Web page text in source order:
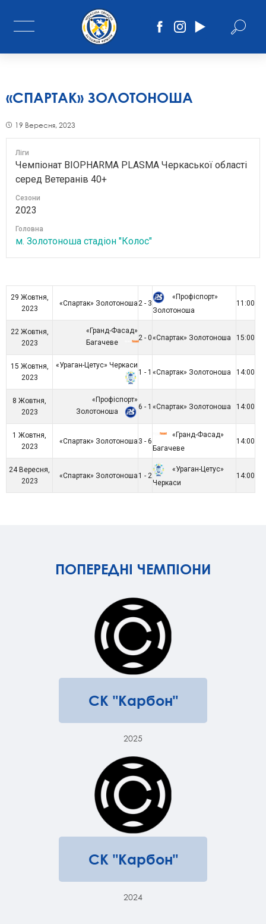
«СПАРТАК» ЗОЛОТОНОША
19 Вересня, 2023
Ліги
Чемпіонат BIOPHARMA PLASMA Черкаської області
серед Ветеранів 40+
Сезони
2023
Головна
м. Золотоноша стадіон "Колос"
29 Жовтня,
2023
«Спартак» Золотоноша2 - 3
«Профіспорт»
Золотоноша
11:00
22 Жовтня,
2023
«Гранд-Фасад»
Багачеве
2 - 0«Спартак» Золотоноша 15:00
15 Жовтня,
2023
«Ураган-Цетус» Черкаси
1 - 1 «Спартак» Золотоноша 14:00
8 Жовтня,
2023
«Профіспорт»
Золотоноша
6 - 1 «Спартак» Золотоноша 14:00
1 Жовтня,
2023
«Спартак» Золотоноша 3 - 6
«Гранд-Фасад»
Багачеве
14:00
24 Вересня,
2023
«Спартак» Золотоноша 1 - 2
«Ураган-Цетус»
Черкаси
14:00
ПОПЕРЕДНІ ЧЕМПІОНИ
СК "Карбон"
2025
СК "Карбон"
2024